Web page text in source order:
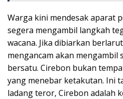
Warga kini mendesak aparat
segera mengambil langkah
wacana. Jika dibiarkan
mengancam akan mengambil
bersatu. Cirebon bukan
yang menebar ketakutan. Ini
ladang teror, Cirebon adalah